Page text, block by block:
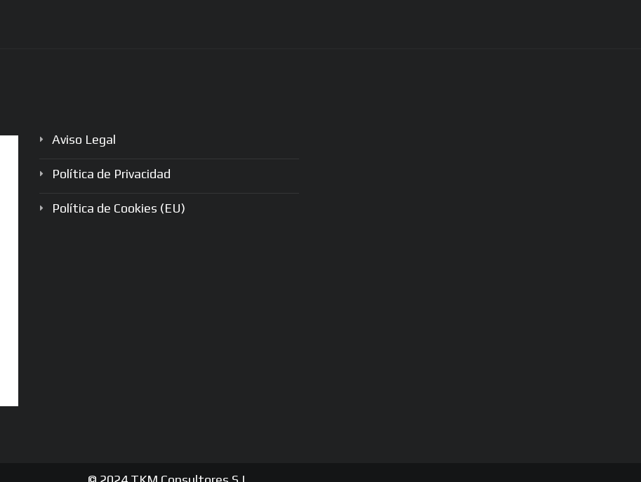
Aviso Legal
Política de Privacidad
Política de Cookies (EU)